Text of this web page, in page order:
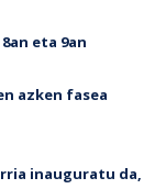
eta 9an
azken fasea
inauguratu da,